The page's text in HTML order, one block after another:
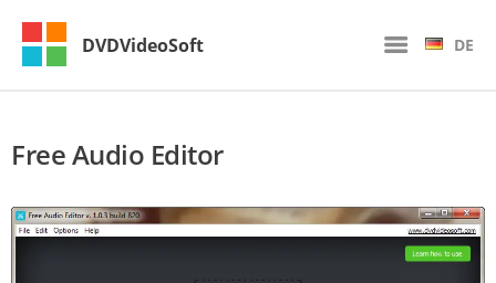
DVDVideoSoft DE
Free Audio Editor